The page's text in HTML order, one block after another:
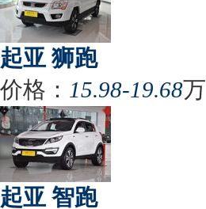
起亚 狮跑
价格： 15.98-19.68万
起亚 智跑